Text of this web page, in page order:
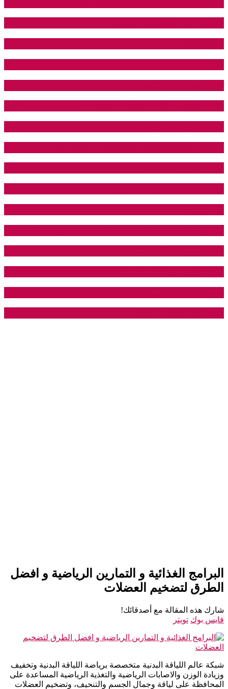
البرامج الغذائية و التمارين الرياضية و افضل
الطرق لتضخيم العضلات
شارك هذه المقالة مع أصدقائك!
فايس بوك تويتر
شبكة عالم اللياقة البدنية متخصصة برياضة اللياقة البدنية وتخفيف
وزيادة الوزن والاصابات الرياضية والتغذية الرياضية المساعدة على
المحافظة على لياقة وجمال الجسم والتنحيف، وتضخيم العضلات